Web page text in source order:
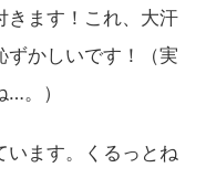
きます！これ、大汗
ずかしいです！（実
。）
います。くるっとね